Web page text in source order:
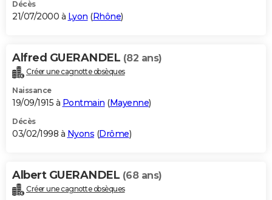
Décès
21/07/2000 à Lyon (Rhône)
Alfred GUERANDEL (82 ans)
Créer une cagnotte obsèques
Naissance
19/09/1915 à Pontmain (Mayenne)
Décès
03/02/1998 à Nyons (Drôme)
Albert GUERANDEL (68 ans)
Créer une cagnotte obsèques